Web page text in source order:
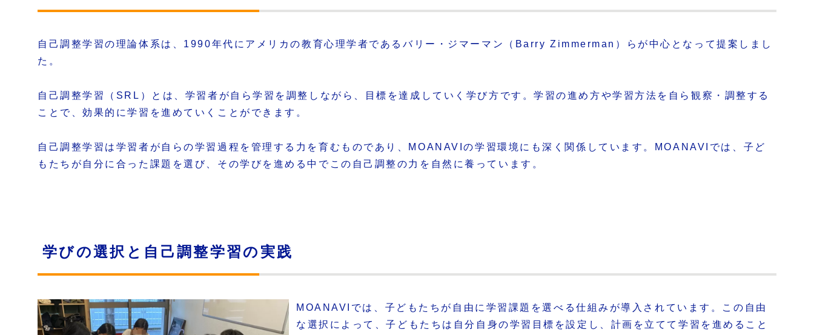
自己調整学習の理論体系は、1990年代にアメリカの教育心理学者であるバリー・ジマーマン（Barry Zimmerman）らが中心となって提案しまし
た。
自己調整学習（SRL）とは、学習者が自ら学習を調整しながら、目標を達成していく学び方です。学習の進め方や学習方法を自ら観察・調整する
ことで、効果的に学習を進めていくことができます。
自己調整学習は学習者が自らの学習過程を管理する力を育むものであり、MOANAVIの学習環境にも深く関係しています。MOANAVIでは、子ど
もたちが自分に合った課題を選び、その学びを進める中でこの自己調整の力を自然に養っています。
学びの選択と自己調整学習の実践
MOANAVIでは、子どもたちが自由に学習課題を選べる仕組みが導入されています。この自由
な選択によって、子どもたちは自分自身の学習目標を設定し、計画を立てて学習を進めること